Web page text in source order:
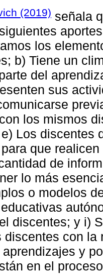
(2019) señala
los
b) Tiene un
del
sus
los mismos
Los discentes
que
de
lo más
o modelos
discentes; y i)
discentes con la
y
en el